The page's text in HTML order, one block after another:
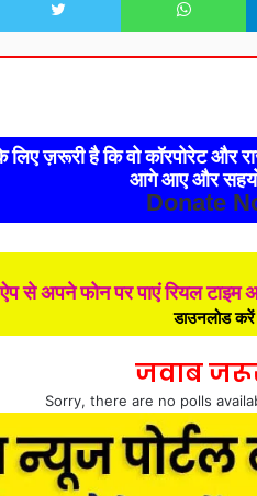
लिए ज़रूरी है कि वो कॉरपोरेट और
आगे आए और
Donate
से अपने फोन पर पाएं रियल
डाउनलोड करें
जवाब
Sorry, there are no polls